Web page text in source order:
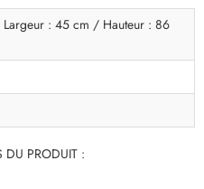
: 45 cm / Hauteur : 86
DU PRODUIT :